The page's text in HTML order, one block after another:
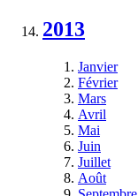
2013
Janvier
Février
Mars
Avril
Mai
Juin
Juillet
Août